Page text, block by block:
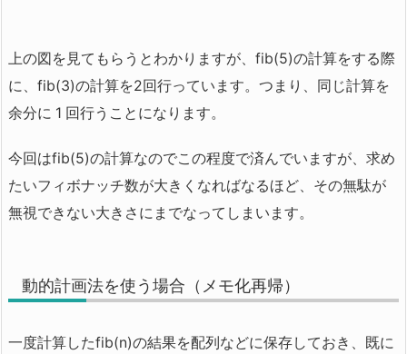
上の図を見てもらうとわかりますが、fib(5)の計算をする際
に、fib(3)の計算を2回行っています。つまり、同じ計算を
余分に 1 回行うことになります。
今回はfib(5)の計算なのでこの程度で済んでいますが、求め
たいフィボナッチ数が大きくなればなるほど、その無駄が
無視できない大きさにまでなってしまいます。
動的計画法を使う場合（メモ化再帰）
一度計算したfib(n)の結果を配列などに保存しておき、既に